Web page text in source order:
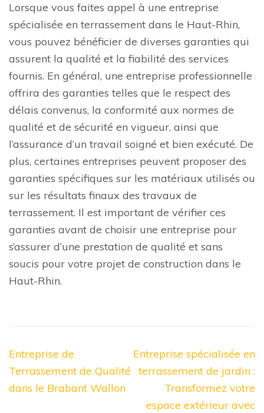
Lorsque vous faites appel à une entreprise
spécialisée en terrassement dans le Haut-Rhin,
vous pouvez bénéficier de diverses garanties qui
assurent la qualité et la fiabilité des services
fournis. En général, une entreprise professionnelle
offrira des garanties telles que le respect des
délais convenus, la conformité aux normes de
qualité et de sécurité en vigueur, ainsi que
l’assurance d’un travail soigné et bien exécuté. De
plus, certaines entreprises peuvent proposer des
garanties spécifiques sur les matériaux utilisés ou
sur les résultats finaux des travaux de
terrassement. Il est important de vérifier ces
garanties avant de choisir une entreprise pour
s’assurer d’une prestation de qualité et sans
soucis pour votre projet de construction dans le
Haut-Rhin.
Navigation
de
l’article
Entreprise de
Terrassement de Qualité
dans le Brabant Wallon
Entreprise spécialisée en
terrassement de jardin :
Transformez votre
espace extérieur avec